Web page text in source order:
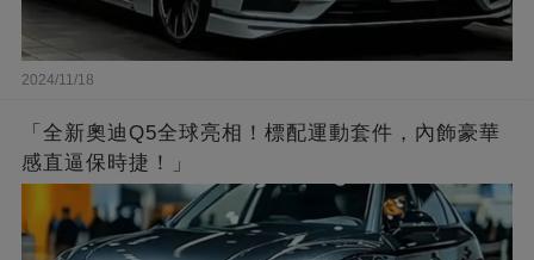
2024/11/18
「全新奧迪Q5全球亮相！標配運動套件，內飾豪華
感直逼保時捷！」